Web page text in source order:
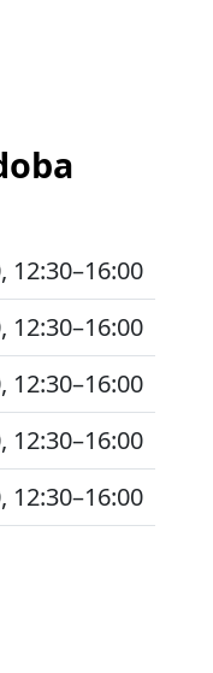
12:30–16:00
12:30–16:00
12:30–16:00
12:30–16:00
12:30–16:00